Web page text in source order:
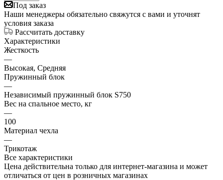
Под заказ
Наши менеджеры обязательно свяжутся с вами и уточнят
условия заказа
Рассчитать доставку
Характеристики
Жесткость
—
Высокая, Средняя
Пружинный блок
—
Независимый пружинный блок S750
Вес на спальное место, кг
—
100
Материал чехла
—
Трикотаж
Все характеристики
Цена действительна только для интернет-магазина и может
отличаться от цен в розничных магазинах